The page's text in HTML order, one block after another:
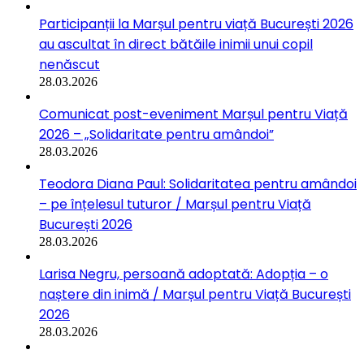
Participanții la Marșul pentru viață București 2026
au ascultat în direct bătăile inimii unui copil
nenăscut
28.03.2026
Comunicat post-eveniment Marșul pentru Viață
2026 – „Solidaritate pentru amândoi”
28.03.2026
Teodora Diana Paul: Solidaritatea pentru amândoi
– pe înțelesul tuturor / Marșul pentru Viață
București 2026
28.03.2026
Larisa Negru, persoană adoptată: Adopția – o
naștere din inimă / Marșul pentru Viață București
2026
28.03.2026